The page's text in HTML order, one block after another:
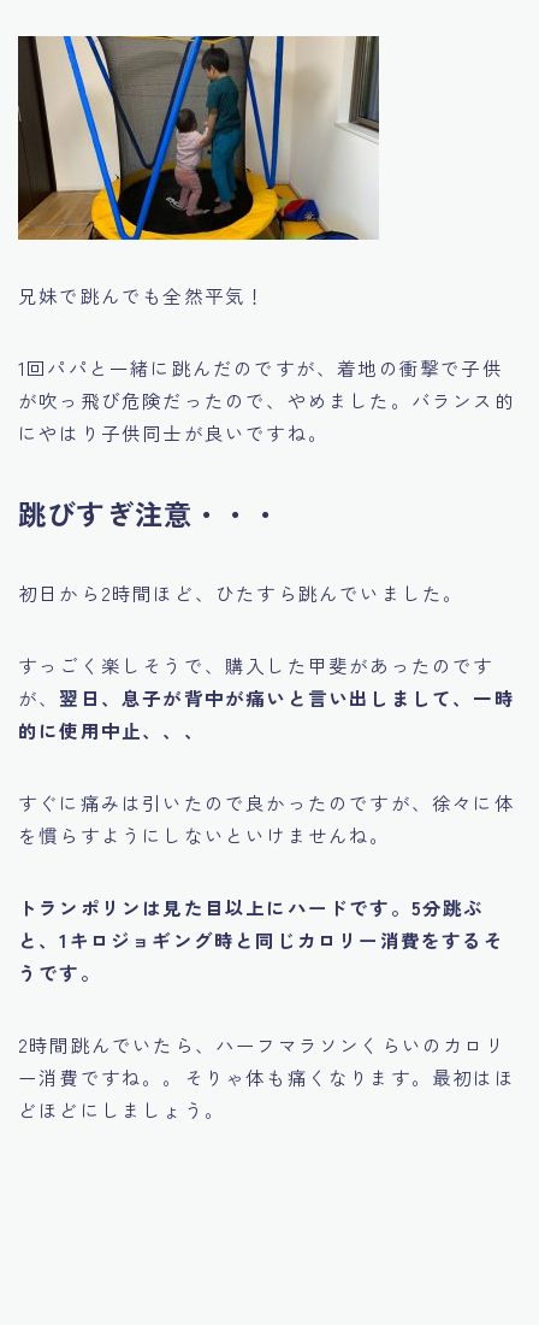
兄妹で跳んでも全然平気！
1回パパと一緒に跳んだのですが、着地の衝撃で子供
が吹っ飛び危険だったので、やめました。バランス的
にやはり子供同士が良いですね。
跳びすぎ注意・・・
初日から2時間ほど、ひたすら跳んでいました。
すっごく楽しそうで、購入した甲斐があったのです
が、 翌日、息子が背中が痛いと言い出しまして、一時
的に使用中止、、、
すぐに痛みは引いたので良かったのですが、徐々に体
を慣らすようにしないといけませんね。
トランポリンは見た目以上にハードです。5分跳ぶ
と、1キロジョギング時と同じカロリー消費をするそ
うです。
2時間跳んでいたら、ハーフマラソンくらいのカロリ
ー消費ですね。。そりゃ体も痛くなります。最初はほ
どほどにしましょう。